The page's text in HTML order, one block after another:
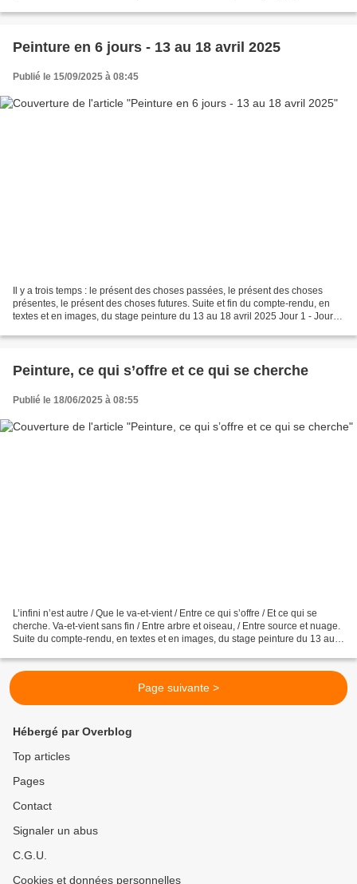
Peinture en 6 jours - 13 au 18 avril 2025
Publié le 15/09/2025 à 08:45
Il y a trois temps : le présent des choses passées, le présent des choses
présentes, le présent des choses futures. Suite et fin du compte-rendu, en
textes et en images, du stage peinture du 13 au 18 avril 2025 Jour 1 - Jour 2
Peinture, ce qui s’offre et ce qui se cherche
Publié le 18/06/2025 à 08:55
L’infini n’est autre / Que le va-et-vient / Entre ce qui s’offre / Et ce qui se
cherche. Va-et-vient sans fin / Entre arbre et oiseau, / Entre source et nuage.
Suite du compte-rendu, en textes et en images, du stage peinture du 13 au
Page suivante >
Hébergé par Overblog
Top articles
Pages
Contact
Signaler un abus
C.G.U.
Cookies et données personnelles